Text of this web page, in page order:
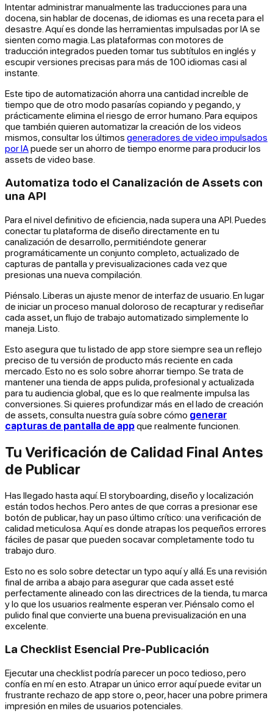
Intentar administrar manualmente las traducciones para una
docena, sin hablar de docenas, de idiomas es una receta para el
desastre. Aquí es donde las herramientas impulsadas por IA se
sienten como magia. Las plataformas con motores de
traducción integrados pueden tomar tus subtítulos en inglés y
escupir versiones precisas para más de 100 idiomas casi al
instante.
Este tipo de automatización ahorra una cantidad increíble de
tiempo que de otro modo pasarías copiando y pegando, y
prácticamente elimina el riesgo de error humano. Para equipos
que también quieren automatizar la creación de los videos
mismos, consultar los últimos generadores de video impulsados
por IA puede ser un ahorro de tiempo enorme para producir los
assets de video base.
Automatiza todo el Canalización de Assets con
una API
Para el nivel definitivo de eficiencia, nada supera una API. Puedes
conectar tu plataforma de diseño directamente en tu
canalización de desarrollo, permitiéndote generar
programáticamente un conjunto completo, actualizado de
capturas de pantalla y previsualizaciones cada vez que
presionas una nueva compilación.
Piénsalo. Liberas un ajuste menor de interfaz de usuario. En lugar
de iniciar un proceso manual doloroso de recapturar y rediseñar
cada asset, un flujo de trabajo automatizado simplemente lo
maneja. Listo.
Esto asegura que tu listado de app store siempre sea un reflejo
preciso de tu versión de producto más reciente en cada
mercado. Esto no es solo sobre ahorrar tiempo. Se trata de
mantener una tienda de apps pulida, profesional y actualizada
para tu audiencia global, que es lo que realmente impulsa las
conversiones. Si quieres profundizar más en el lado de creación
de assets, consulta nuestra guía sobre cómo generar
capturas de pantalla de appque realmente funcionen.
Tu Verificación de Calidad Final Antes
de Publicar
Has llegado hasta aquí. El storyboarding, diseño y localización
están todos hechos. Pero antes de que corras a presionar ese
botón de publicar, hay un paso último crítico: una verificación de
calidad meticulosa. Aquí es donde atrapas los pequeños errores
fáciles de pasar que pueden socavar completamente todo tu
trabajo duro.
Esto no es solo sobre detectar un typo aquí y allá. Es una revisión
final de arriba a abajo para asegurar que cada asset esté
perfectamente alineado con las directrices de la tienda, tu marca
y lo que los usuarios realmente esperan ver. Piénsalo como el
pulido final que convierte una buena previsualización en una
excelente.
La Checklist Esencial Pre-Publicación
Ejecutar una checklist podría parecer un poco tedioso, pero
confía en mí en esto. Atrapar un único error aquí puede evitar un
frustrante rechazo de app store o, peor, hacer una pobre primera
impresión en miles de usuarios potenciales.